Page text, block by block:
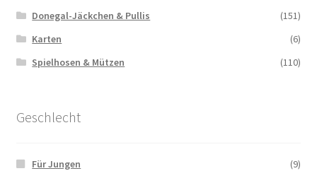
Donegal-Jäckchen & Pullis
(151)
Karten
(6)
Spielhosen & Mützen
(110)
Geschlecht
Für Jungen
(9)